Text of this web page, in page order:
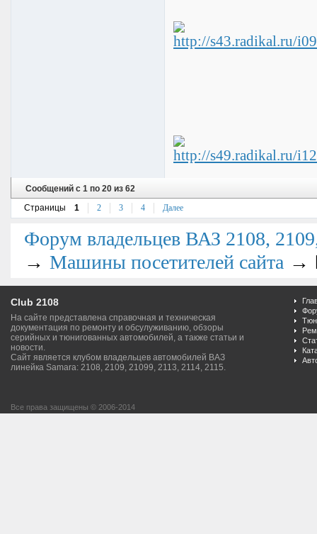
Сообщений с 1 по 20 из 62
Страницы
1 2 3 4 Далее
Форум владельцев ВАЗ 2108,
→ Машины посетителей сайта →
Club 2108
На сайте представлена справочная и техническая
документация по ремонту и обсулуживанию, обзоры
серийных и тюнигованных автомобилей, а также статьи и
новости.
Сайт является клубом владельцев автомобилей ВАЗ
линейка Samara: 2108, 2109, 21099, 2113, 2114, 2115.
Все права защищены © 2006-2014